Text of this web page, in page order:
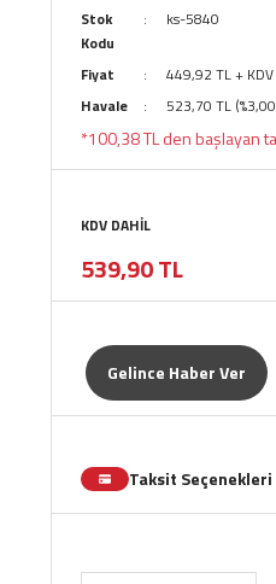
Stok
Kodu
ks-5840
Fiyat
449,92 TL + KDV
Havale
523,70 TL
*100,38 TL den başlayan
KDV DAHİL
539,90 TL
Gelince Haber Ver
Taksit Seçenekleri